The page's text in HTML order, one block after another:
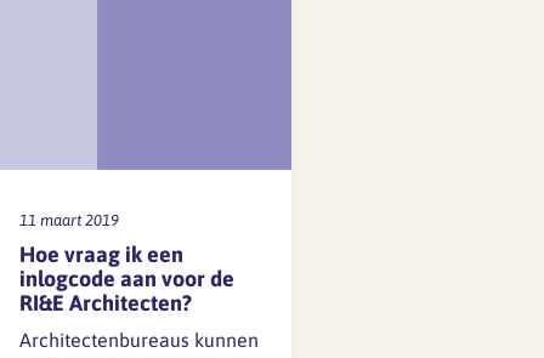
11 maart 2019
Hoe vraag ik een
inlogcode aan voor de
RI&E Architecten?
Architectenbureaus kunnen